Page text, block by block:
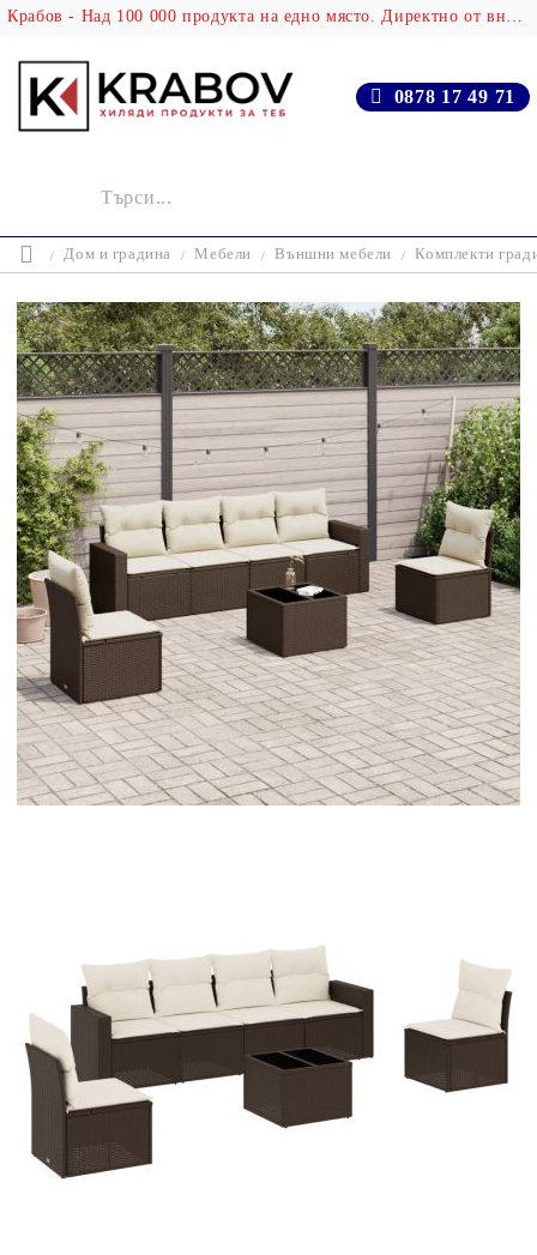
Крабов - Над 100 000 продукта на едно място. Директно от вносителя!
0878 17 49 71
Дом и градина Мебели Външни мебели Комплекти